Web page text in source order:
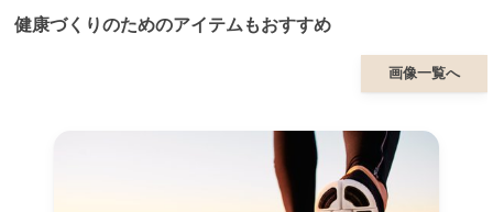
健康づくりのためのアイテムもおすすめ
画像一覧へ